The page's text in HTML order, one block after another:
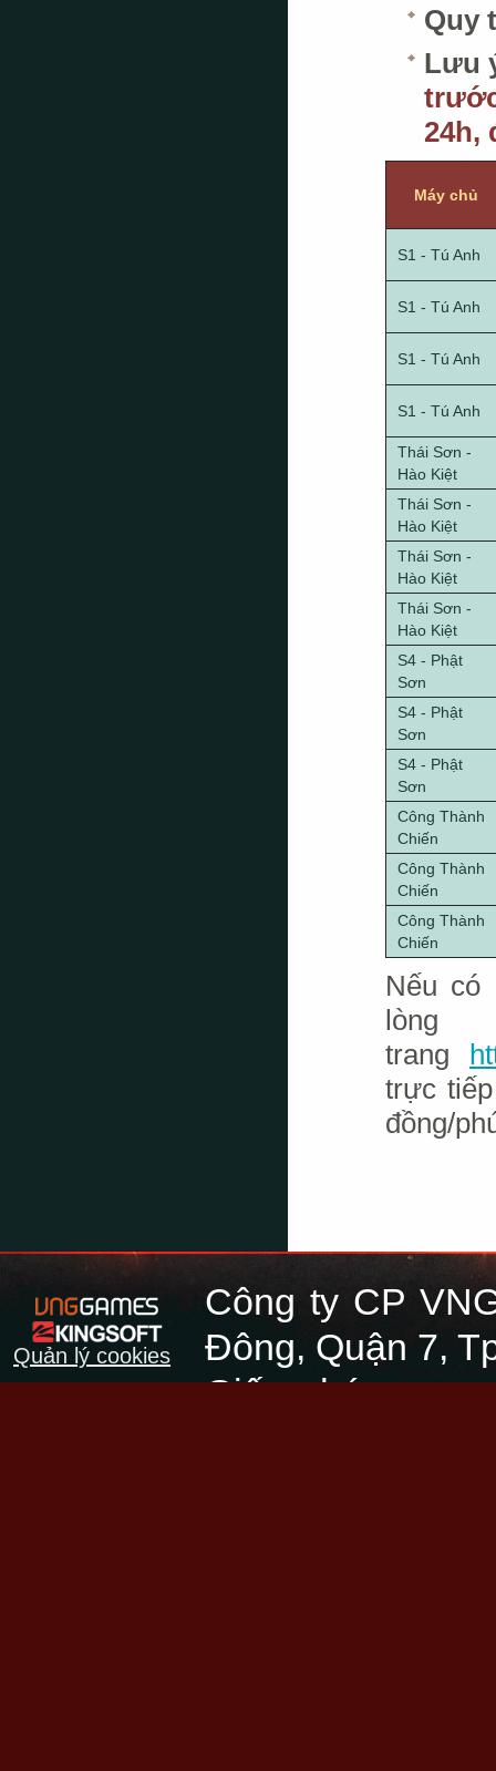
Quy
Lưu
24h,
Máy chủ
S1 - Tú Anh
S1 - Tú Anh
S1 - Tú Anh
S1 - Tú Anh
Thái Sơn -
Hào Kiệt
Thái Sơn -
Hào Kiệt
Thái Sơn -
Hào Kiệt
Thái Sơn -
Hào Kiệt
S4 - Phật
Sơn
S4 - Phật
Sơn
S4 - Phật
Sơn
Công Thành
Chiến
Công Thành
Chiến
Công Thành
Chiến
Nếu có
trang
trực
đồng/
Công ty CP
Đông, Quận 7,
Giấy phép
Quản lý cookies